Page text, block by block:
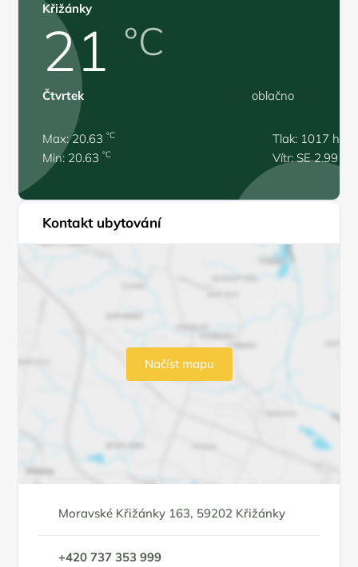
Křižánky
21 °C
Čtvrtek oblačno
Max: 20.63°C
Min: 20.63°C
Tlak: 1017 hPa
Vítr: SE 2.99 m/
Kontakt ubytování
Načíst mapu
Moravské Křižánky 163, 59202 Křižánky
+420 737 353 999